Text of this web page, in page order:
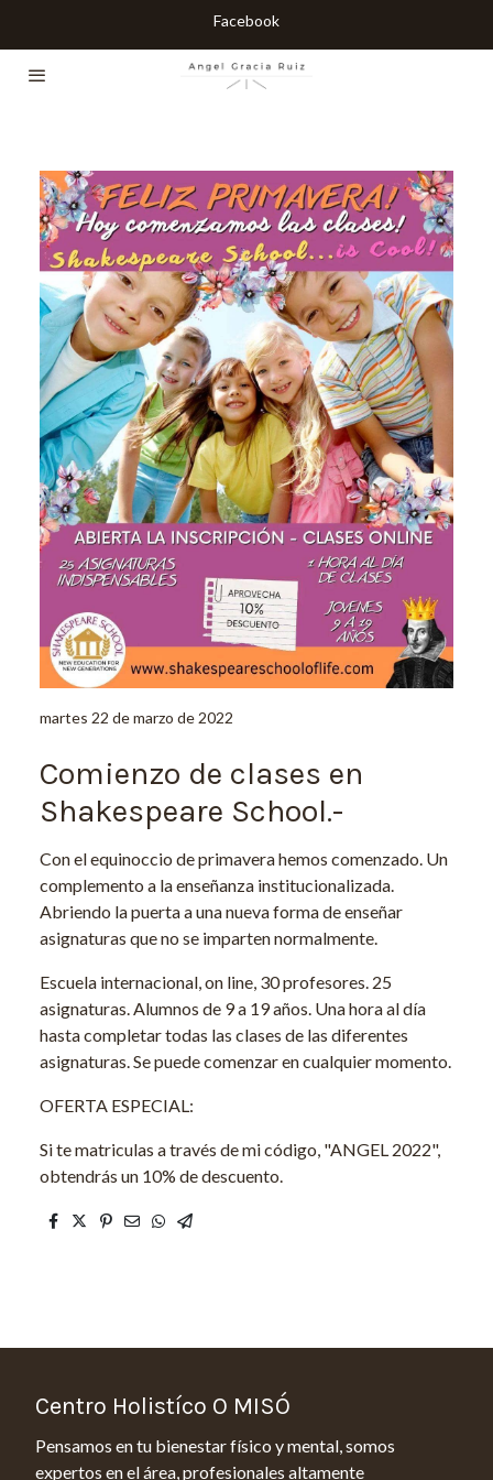
Facebook
martes 22 de marzo de 2022
Comienzo de clases en
Shakespeare School.-
Con el equinoccio de primavera hemos comenzado. Un
complemento a la enseñanza institucionalizada.
Abriendo la puerta a una nueva forma de enseñar
asignaturas que no se imparten normalmente.
Escuela internacional, on line, 30 profesores. 25
asignaturas. Alumnos de 9 a 19 años. Una hora al día
hasta completar todas las clases de las diferentes
asignaturas. Se puede comenzar en cualquier momento.
OFERTA ESPECIAL:
Si te matriculas a través de mi código, "ANGEL 2022",
obtendrás un 10% de descuento.
Centro Holistíco O MISÓ
Pensamos en tu bienestar físico y mental, somos
expertos en el área, profesionales altamente